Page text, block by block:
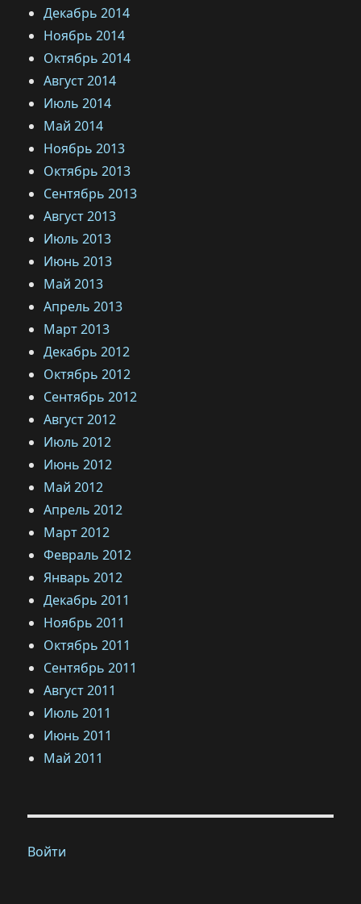
Декабрь 2014
Ноябрь 2014
Октябрь 2014
Август 2014
Июль 2014
Май 2014
Ноябрь 2013
Октябрь 2013
Сентябрь 2013
Август 2013
Июль 2013
Июнь 2013
Май 2013
Апрель 2013
Март 2013
Декабрь 2012
Октябрь 2012
Сентябрь 2012
Август 2012
Июль 2012
Июнь 2012
Май 2012
Апрель 2012
Март 2012
Февраль 2012
Январь 2012
Декабрь 2011
Ноябрь 2011
Октябрь 2011
Сентябрь 2011
Август 2011
Июль 2011
Июнь 2011
Май 2011
Войти